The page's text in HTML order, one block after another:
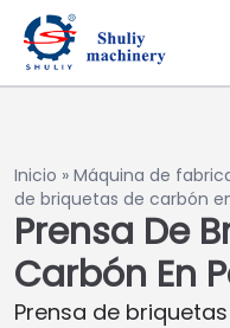
Inicio » Máquina de
de briquetas de carbón
Prensa De
Carbón En
Prensa de